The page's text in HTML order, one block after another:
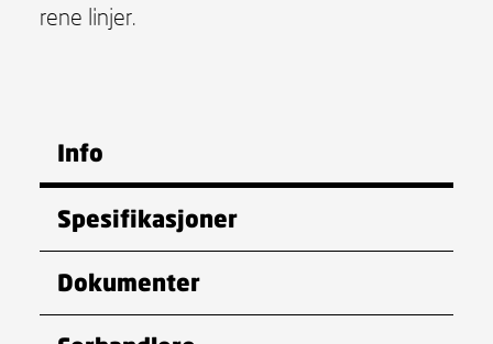
rene linjer.
Info
Spesifikasjoner
Dokumenter